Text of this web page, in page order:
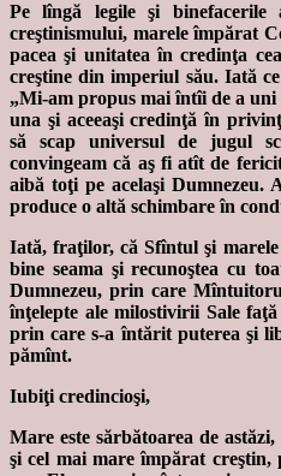
Pe lîngă legile şi
creştinismului, marele împărat
pacea şi unitatea în credinţa
creştine din imperiul său. Iată
„Mi-am propus mai întîi de a
una şi aceeaşi credinţă în
să scap universul de jugul
convingeam că aş fi atît de
aibă toţi pe acelaşi Dumnezeu.
produce o altă schimbare în
Iată, fraţilor, că Sfîntul şi
bine seama şi recunoştea cu
Dumnezeu, prin care
înţelepte ale milostivirii Sale
prin care s-a întărit puterea şi
pămînt.
Iubiţi credincioşi,
Mare este sărbătoarea de
şi cel mai mare împărat creştin,